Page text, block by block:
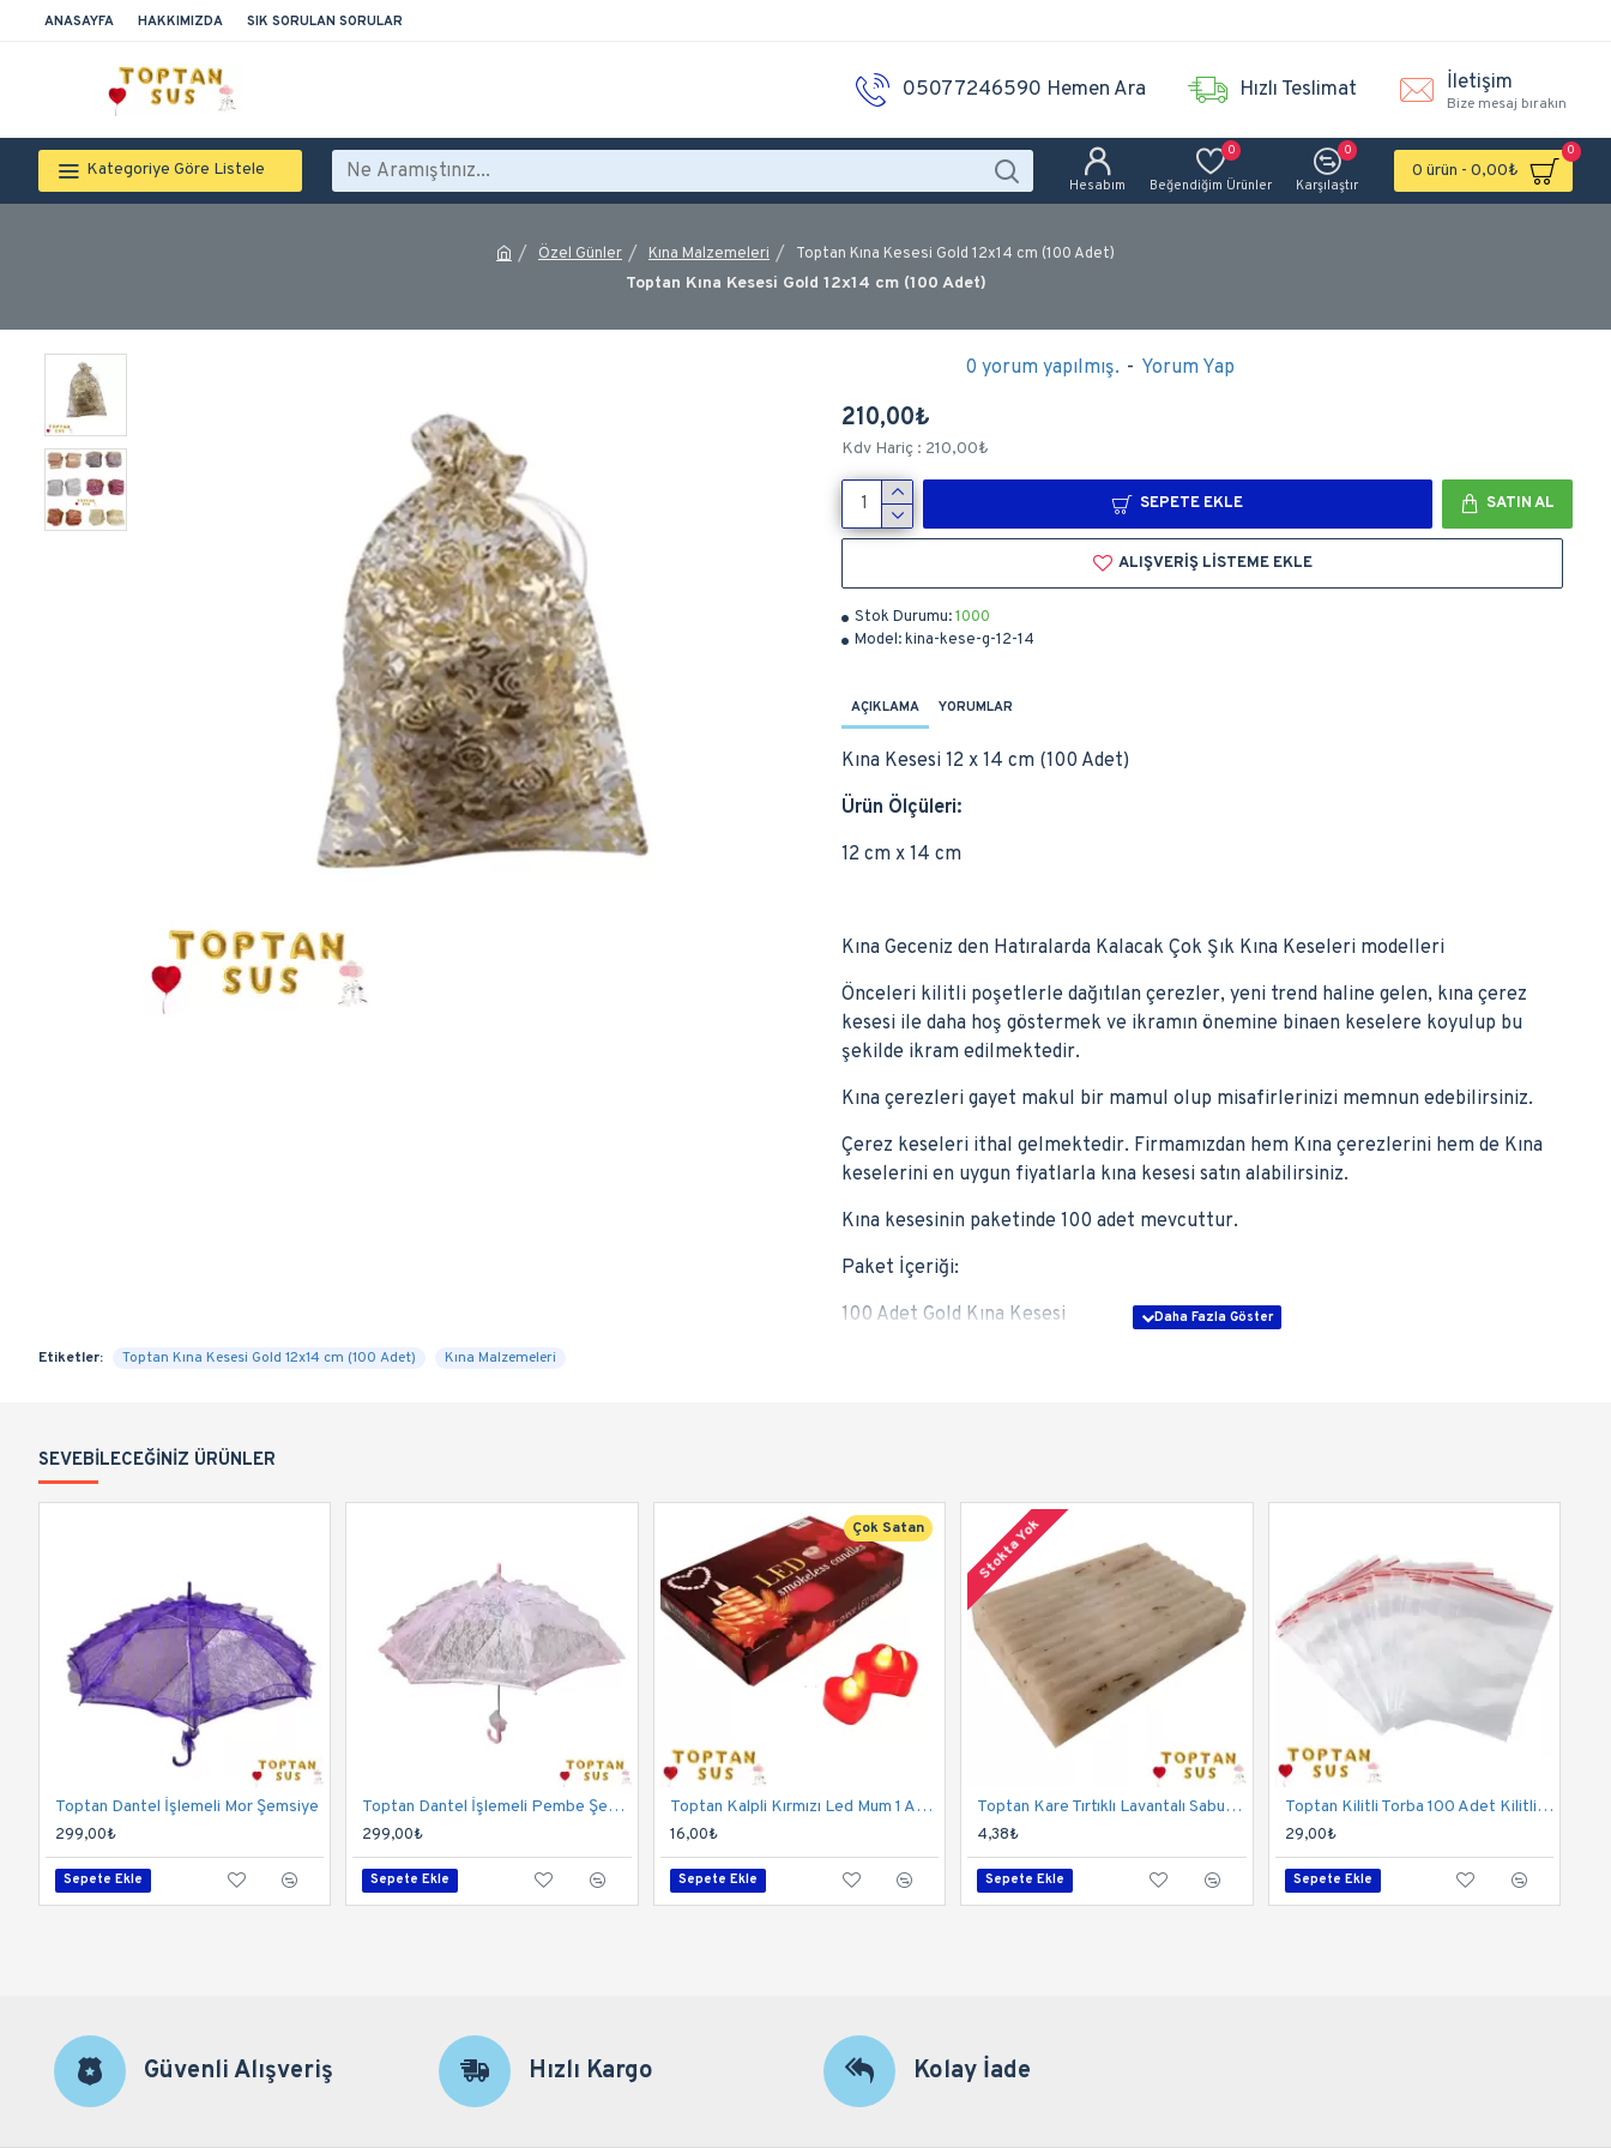
ANASAYFA HAKKIMIZDA SIK SORULAN SORULAR
05077246590 Hemen Ara Hızlı Teslimat İletişim
Bize mesaj bırakın
Kategoriye Göre Listele
Hesabım Beğendiğim Ürünler
0
Karşılaştır
0
0 ürün - 0,00₺
0
Özel Günler Kına Malzemeleri Toptan Kına Kesesi Gold 12x14 cm (100 Adet)
Toptan Kına Kesesi Gold 12x14 cm (100 Adet)
Stok Durumu:1000
Model:kina-kese-g-12-14
0 yorum yapılmış. - Yorum Yap
210,00₺
Kdv Hariç : 210,00₺
SEPETE EKLE SATIN AL
ALIŞVERIŞ LISTEME EKLE
AÇIKLAMA YORUMLAR
Kına Kesesi 12 x 14 cm (100 Adet)
Ürün Ölçüleri:
12 cm x 14 cm
Kına Geceniz den Hatıralarda Kalacak Çok Şık Kına Keseleri modelleri
Önceleri kilitli poşetlerle dağıtılan çerezler, yeni trend haline gelen, kına çerez
kesesi ile daha hoş göstermek ve ikramın önemine binaen keselere koyulup bu
şekilde ikram edilmektedir.
Kına çerezleri gayet makul bir mamul olup misafirlerinizi memnun edebilirsiniz.
Çerez keseleri ithal gelmektedir. Firmamızdan hem Kına çerezlerini hem de Kına
keselerini en uygun fiyatlarla kına kesesi satın alabilirsiniz.
Kına kesesinin paketinde 100 adet mevcuttur.
Paket İçeriği:
100 Adet Gold Kına Kesesi
Etiketler: Toptan Kına Kesesi Gold 12x14 cm (100 Adet) Kına Malzemeleri
SEVEBILECEĞINIZ ÜRÜNLER
Toptan Dantel İşlemeli Mor Şemsiye
299,00₺
Sepete Ekle
Toptan Dantel İşlemeli Pembe Şemsiye
299,00₺
Sepete Ekle
Çok Satan
Toptan Kalpli Kırmızı Led Mum 1 Adet
16,00₺
Sepete Ekle
Stokta Yok
Toptan Kare Tırtıklı Lavantalı Sabun 20 Gr
4,38₺
Sepete Ekle
Toptan Kilitli Torba 100 Adet Kilitli Kına Çerezi Poşeti 10X12cm
29,00₺
Sepete Ekle
Güvenli Alışveriş Hızlı Kargo Kolay İade